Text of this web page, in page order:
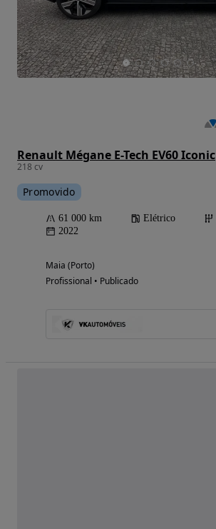
Renault Mégane E-Tech EV60 Iconic
218 cv
Promovido
61 000 km Elétrico
2022
Maia (Porto)
Profissional • Publicado